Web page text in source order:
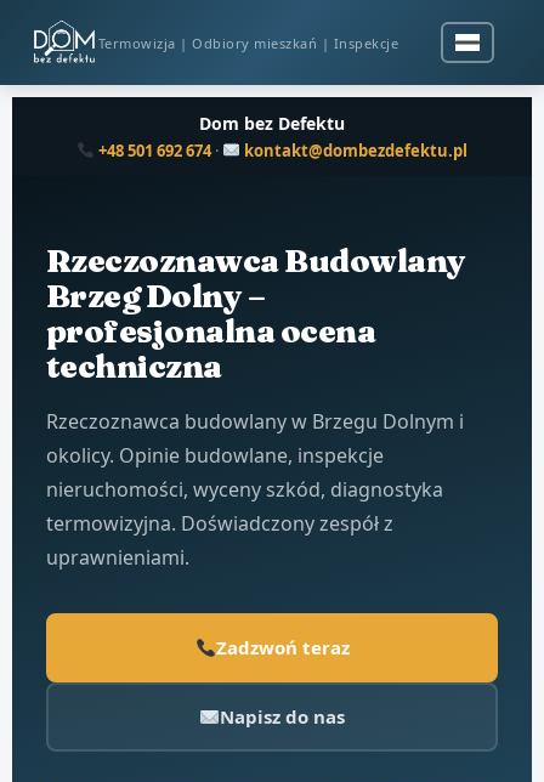
Termowizja | Odbiory mieszkań | Inspekcje
Dom bez Defektu
+48 501 692 674· kontakt@dombezdefektu.pl
Rzeczoznawca Budowlany
Brzeg Dolny –
profesjonalna ocena
techniczna
Rzeczoznawca budowlany w Brzegu Dolnym i
okolicy. Opinie budowlane, inspekcje
nieruchomości, wyceny szkód, diagnostyka
termowizyjna. Doświadczony zespół z
uprawnieniami.
Zadzwoń teraz
Napisz do nas